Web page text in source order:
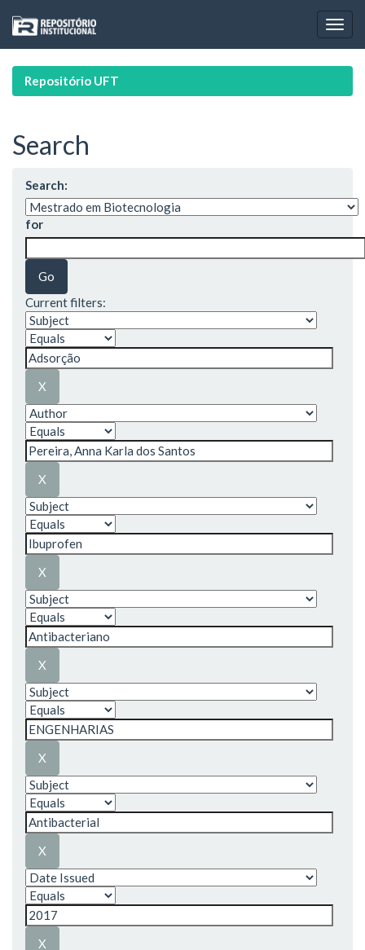
navigation
Repositório UFT
Search
Search:
for
Current filters: